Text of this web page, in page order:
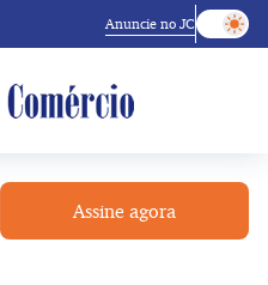
Anuncie no JC
Assine agora